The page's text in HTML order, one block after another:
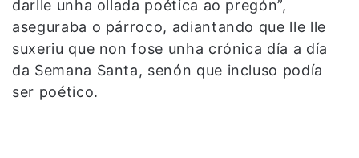
darlle unha ollada poética ao pregón”,
aseguraba o párroco, adiantando que lle lle
suxeriu que non fose unha crónica día a día
da Semana Santa, senón que incluso podía
ser poético.